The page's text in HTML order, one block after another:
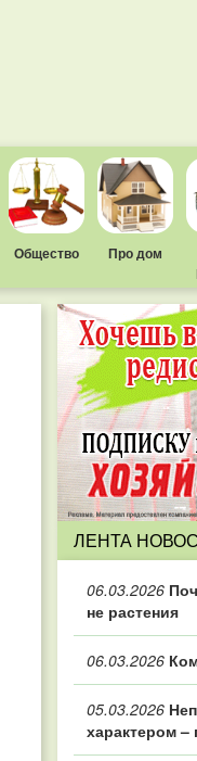
Общество Про дом
ЛЕНТА
06.03.2026
не растения
06.03.2026
05.03.2026
характером –